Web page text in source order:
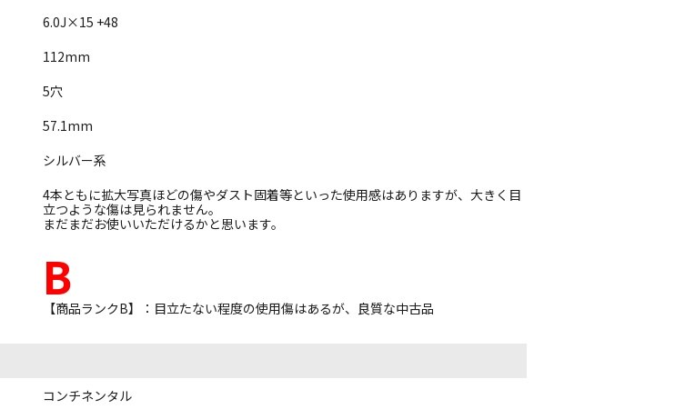
6.0J×15 +48
112mm
5穴
57.1mm
シルバー系
4本ともに拡大写真ほどの傷やダスト固着等といった使用感はありますが、大きく目
立つような傷は見られません。
まだまだお使いいただけるかと思います。
B
【商品ランクB】：目立たない程度の使用傷はあるが、良質な中古品
コンチネンタル